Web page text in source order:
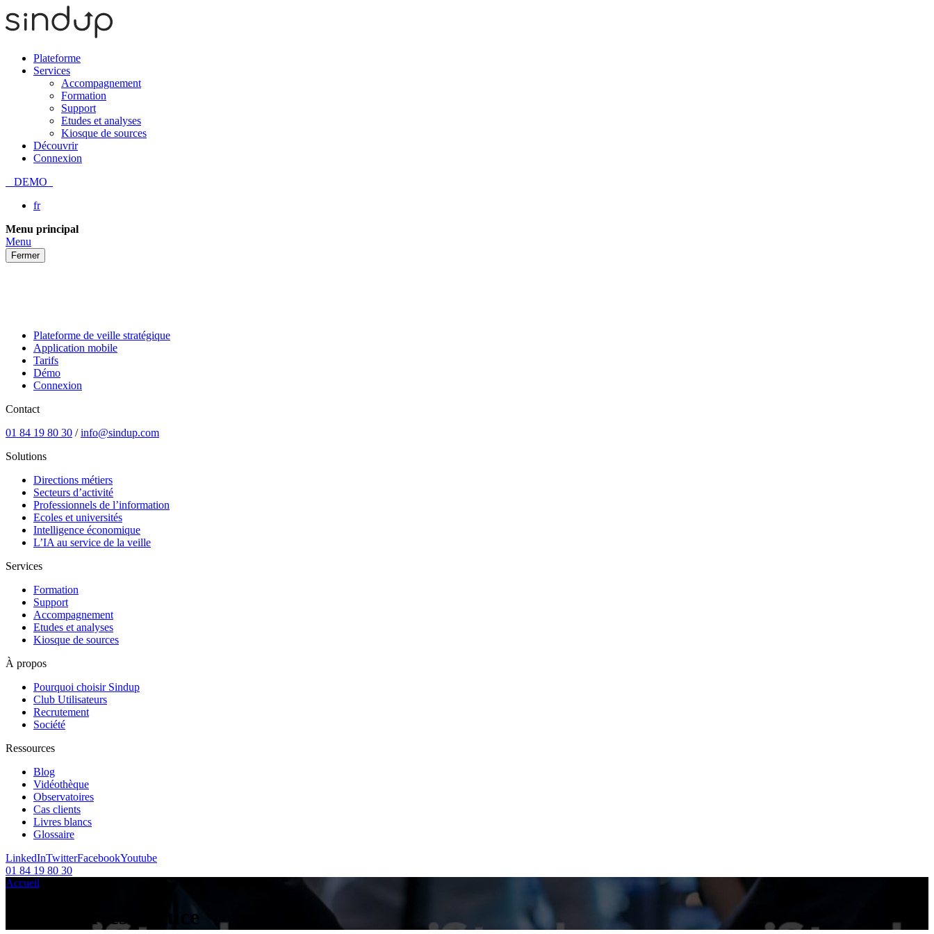
Plateforme
Services
Accompagnement
Formation
Support
Etudes et analyses
Kiosque de sources
Découvrir
Connexion
DEMO
fr
Passer
au
contenu
Menu principal
Menu
Fermer
Plateforme de veille stratégique
Application mobile
Tarifs
Démo
Connexion
Contact
01 84 19 80 30 /info@sindup.com
Solutions
Directions métiers
Secteurs d’activité
Professionnels de l’information
Ecoles et universités
Intelligence économique
L’IA au service de la veille
Services
Formation
Support
Accompagnement
Etudes et analyses
Kiosque de sources
À propos
Pourquoi choisir Sindup
Club Utilisateurs
Recrutement
Société
Ressources
Blog
Vidéothèque
Observatoires
Cas clients
Livres blancs
Glossaire
LinkedInTwitterFacebookYoutube
01 84 19 80 30
Accueil
Tag Archives: astuce